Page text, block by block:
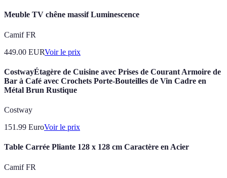
Meuble TV chêne massif Luminescence
Camif FR
449.00 EURVoir le prix
CostwayÉtagère de Cuisine avec Prises de Courant Armoire de
Bar à Café avec Crochets Porte-Bouteilles de Vin Cadre en
Métal Brun Rustique
Costway
151.99 EuroVoir le prix
Table Carrée Pliante 128 x 128 cm Caractère en Acier
Camif FR